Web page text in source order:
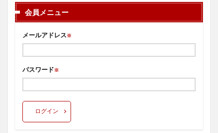
会員メニュー
メールアドレス※
パスワード※
ログイン